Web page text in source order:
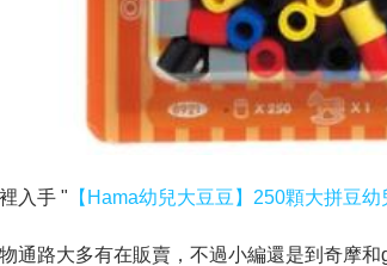
入手 " 【Hama幼兒大豆豆】250顆大拼豆
通路大多有在販賣，不過小編還是到奇摩